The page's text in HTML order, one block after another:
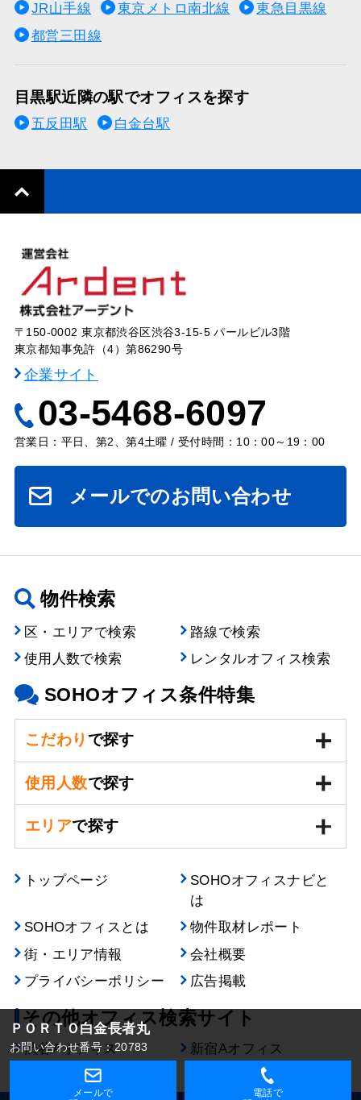
ＰＯＲＴＯ白金長者丸
お問い合わせ番号：20783
メールで
電話で
JR山手線 東京メトロ南北線
東急目黒線
都営三田線
目黒駅近隣の駅でオフィスを探す
五反田駅 白金台駅
〒150-0002 東京都渋谷区渋谷3-15-5 パールビル3階
東京都知事免許（4）第86290号
企業サイト
03-5468-6097
営業日：平日、第2、第4土曜 / 受付時間：10：00～19：00
メールでのお問い合わせ
物件検索
区・エリアで検索
路線で検索
使用人数で検索
レンタルオフィス検索
SOHOオフィス条件特集
こだわり で探す
使用人数で探す
エリアで探す
トップページ
SOHOオフィスナビと
は
SOHOオフィスとは
物件取材レポート
街・エリア情報
会社概要
プライバシーポリシー
広告掲載
その他オフィス検索サイト
渋谷Aオフィス 新宿Aオフィス